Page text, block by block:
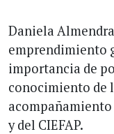
Daniela
emprendimiento
importancia de
conocimiento de
y del CIEFAP.